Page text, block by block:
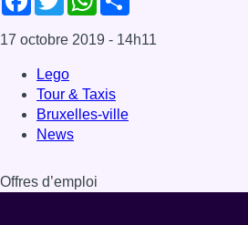
17 octobre 2019 - 14h11
Lego
Tour & Taxis
Bruxelles-ville
News
Offres d’emploi